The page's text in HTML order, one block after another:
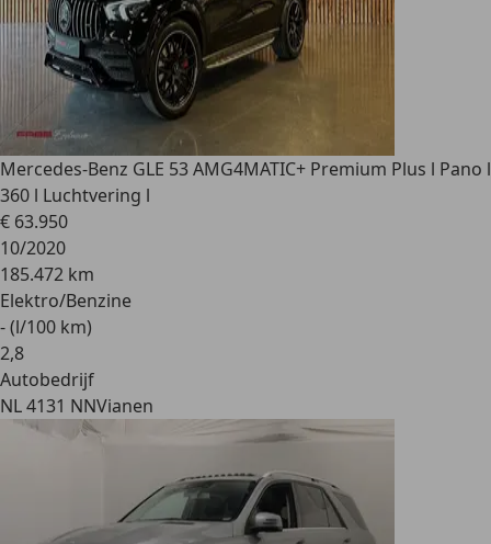
Mercedes-Benz GLE 53 AMG4MATIC+ Premium Plus l Pano l
360 l Luchtvering l
€ 63.950
10/2020
185.472 km
Elektro/Benzine
- (l/100 km)
2,8
Autobedrijf
NL 4131 NNVianen